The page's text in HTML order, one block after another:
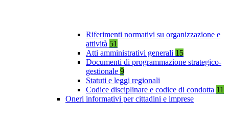
Riferimenti normativi su organizzazione e
attività 51
Atti amministrativi generali 15
Documenti di programmazione strategico-
gestionale 9
Statuti e leggi regionali
Codice disciplinare e codice di condotta 11
Oneri informativi per cittadini e imprese